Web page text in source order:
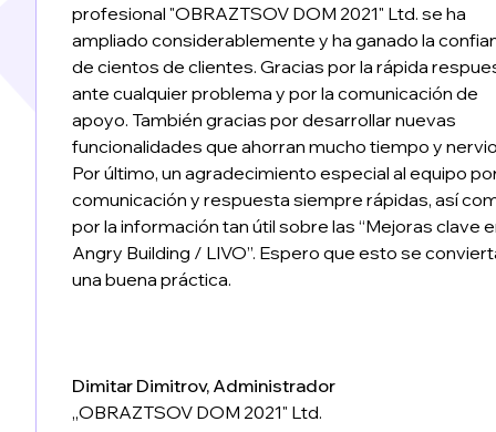
profesional "OBRAZTSOV DOM 2021" Ltd. se ha
ampliado considerablemente y ha ganado la
de cientos de clientes. Gracias por la rápida
ante cualquier problema y por la comunicación de
apoyo. También gracias por desarrollar nuevas
funcionalidades que ahorran mucho tiempo y
Por último, un agradecimiento especial al equipo
comunicación y respuesta siempre rápidas, así
por la información tan útil sobre las “Mejoras clave
Angry Building / LIVO”. Espero que esto se
una buena práctica.
Dimitar Dimitrov, Administrador
„OBRAZTSOV DOM 2021" Ltd.